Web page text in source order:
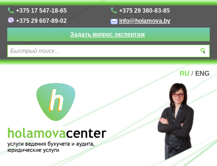
+375 17 547-18-65
+375 29 380-83-85
+375 29 607-89-02
info@holamova.by
Задать вопрос экспертам
RU / ENG